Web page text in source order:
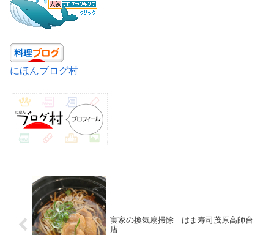
にほんブログ村
実家の換気扇掃除 はま寿司茂原高師台
店